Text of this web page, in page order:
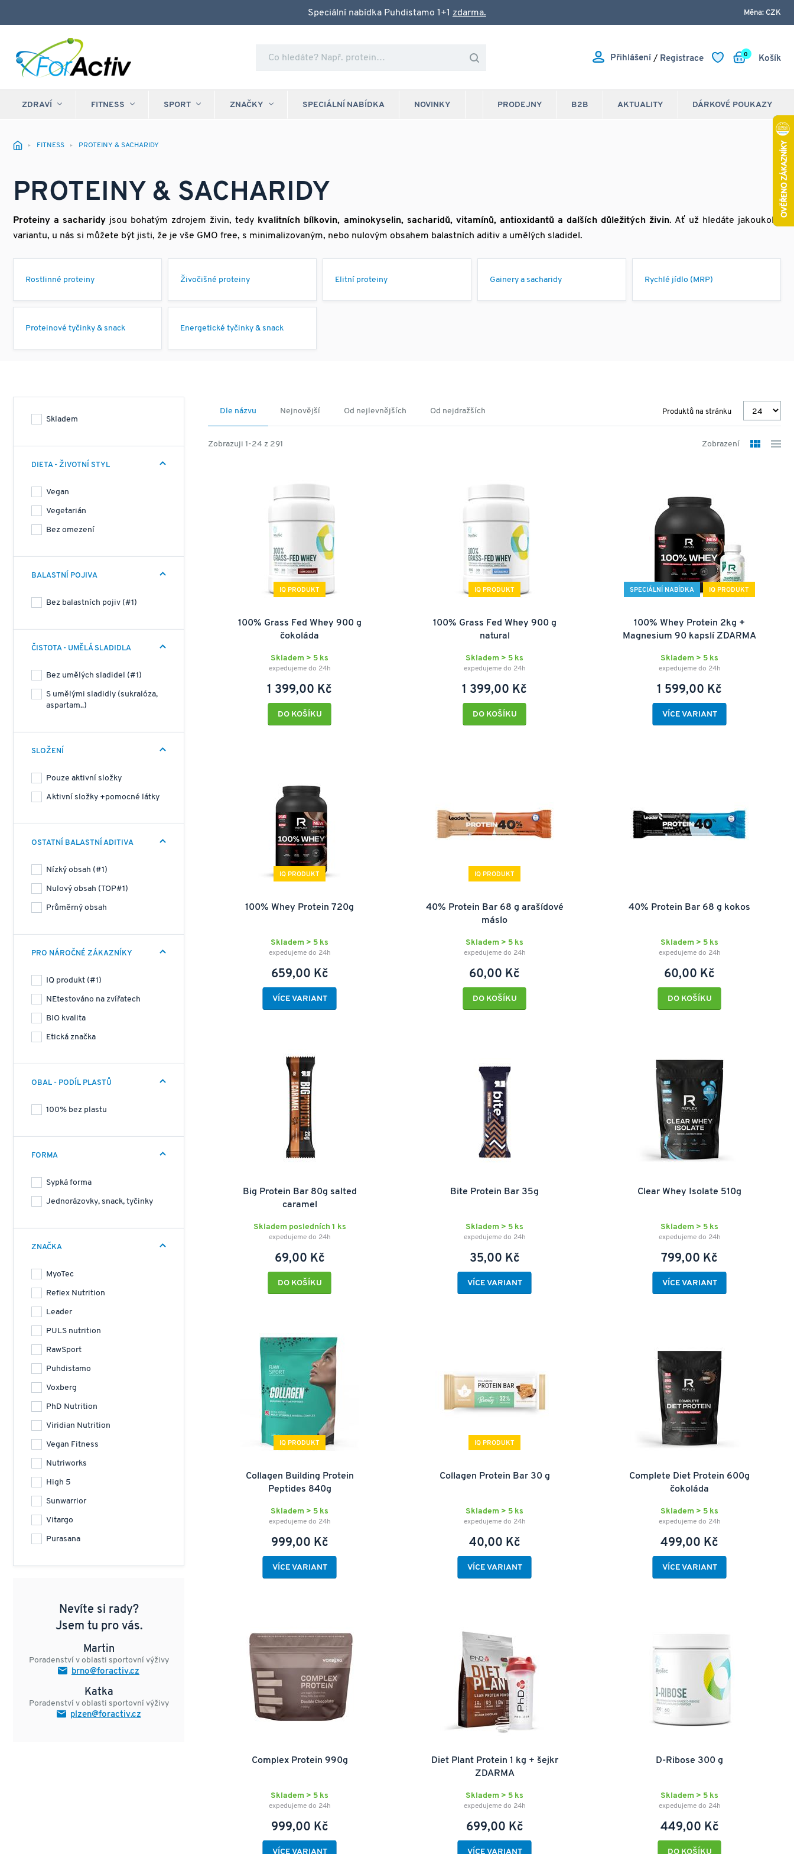
Speciální nabídka Puhdistamo 1+1 zdarma. Měna: CZK
Přihlášení / Registrace Košík
0
ZDRAVÍ FITNESS SPORT ZNAČKY SPECIÁLNÍ NABÍDKA NOVINKY DÁRKOVÉ POUKAZY
AKTUALITY
B2B
PRODEJNY
FITNESS PROTEINY & SACHARIDY
PROTEINY & SACHARIDY
Proteiny a sacharidy jsou bohatým zdrojem živin, tedy kvalitních bílkovin, aminokyselin, sacharidů, vitamínů, antioxidantů a dalších důležitých živin. Ať už hledáte jakoukoliv
variantu, u nás si můžete být jisti, že je vše GMO free, s minimalizovaným, nebo nulovým obsahem balastních aditiv a umělých sladidel.
Rostlinné proteiny Živočišné proteiny Elitní proteiny Gainery a sacharidy Rychlé jídlo (MRP)
Proteinové tyčinky & snack Energetické tyčinky & snack
Skladem
DIETA - ŽIVOTNÍ STYL
Vegan
Vegetarián
Bez omezení
BALASTNÍ POJIVA
Bez balastních pojiv (#1)
ČISTOTA - UMĚLÁ SLADIDLA
Bez umělých sladidel (#1)
S umělými sladidly (sukralóza,
aspartam..)
SLOŽENÍ
Pouze aktivní složky
Aktivní složky +pomocné látky
OSTATNÍ BALASTNÍ ADITIVA
Nízký obsah (#1)
Nulový obsah (TOP#1)
Průměrný obsah
PRO NÁROČNÉ ZÁKAZNÍKY
IQ produkt (#1)
NEtestováno na zvířatech
BIO kvalita
Etická značka
OBAL - PODÍL PLASTŮ
100% bez plastu
FORMA
Sypká forma
Jednorázovky, snack, tyčinky
ZNAČKA
MyoTec
Reflex Nutrition
Leader
PULS nutrition
RawSport
Puhdistamo
Voxberg
PhD Nutrition
Viridian Nutrition
Vegan Fitness
Nutriworks
High 5
Sunwarrior
Vitargo
Purasana
Nevíte si rady?
Jsem tu pro vás.
Martin
Poradenství v oblasti sportovní výživy
brno@foractiv.cz
Katka
Poradenství v oblasti sportovní výživy
plzen@foractiv.cz
Produktů na stránku
Dle názvu Nejnovější Od nejlevnějších Od nejdražších
Zobrazuji 1-24 z 291 Zobrazení
IQ PRODUKT
100% Grass Fed Whey 900 g
čokoláda
Skladem > 5 ks
expedujeme do 24h
1 399,00 Kč
DO KOŠÍKU
IQ PRODUKT
100% Grass Fed Whey 900 g
natural
Skladem > 5 ks
expedujeme do 24h
1 399,00 Kč
DO KOŠÍKU
SPECIÁLNÍ NABÍDKA IQ PRODUKT
100% Whey Protein 2kg +
Magnesium 90 kapslí ZDARMA
Skladem > 5 ks
expedujeme do 24h
1 599,00 Kč
VÍCE VARIANT
IQ PRODUKT
100% Whey Protein 720g
Skladem > 5 ks
expedujeme do 24h
659,00 Kč
VÍCE VARIANT
IQ PRODUKT
40% Protein Bar 68 g arašídové
máslo
Skladem > 5 ks
expedujeme do 24h
60,00 Kč
DO KOŠÍKU
40% Protein Bar 68 g kokos
Skladem > 5 ks
expedujeme do 24h
60,00 Kč
DO KOŠÍKU
Big Protein Bar 80g salted
caramel
Skladem posledních 1 ks
expedujeme do 24h
69,00 Kč
DO KOŠÍKU
Bite Protein Bar 35g
Skladem > 5 ks
expedujeme do 24h
35,00 Kč
VÍCE VARIANT
Clear Whey Isolate 510g
Skladem > 5 ks
expedujeme do 24h
799,00 Kč
VÍCE VARIANT
IQ PRODUKT
Collagen Building Protein
Peptides 840g
Skladem > 5 ks
expedujeme do 24h
999,00 Kč
VÍCE VARIANT
IQ PRODUKT
Collagen Protein Bar 30 g
Skladem > 5 ks
expedujeme do 24h
40,00 Kč
VÍCE VARIANT
Complete Diet Protein 600g
čokoláda
Skladem > 5 ks
expedujeme do 24h
499,00 Kč
VÍCE VARIANT
Complex Protein 990g
Skladem > 5 ks
expedujeme do 24h
999,00 Kč
VÍCE VARIANT
Diet Plant Protein 1 kg + šejkr
ZDARMA
Skladem > 5 ks
expedujeme do 24h
699,00 Kč
VÍCE VARIANT
D-Ribose 300 g
Skladem > 5 ks
expedujeme do 24h
449,00 Kč
DO KOŠÍKU